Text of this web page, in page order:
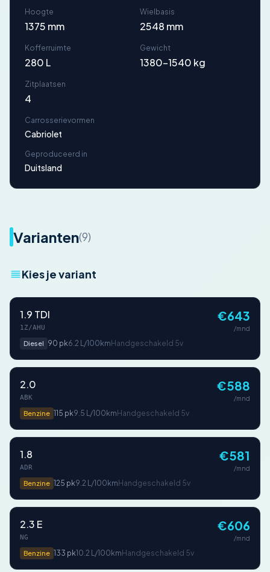
Hoogte
1375 mm
Wielbasis
2548 mm
Kofferruimte
280 L
Gewicht
1380-1540 kg
Zitplaatsen
4
Carrosserievormen
Cabriolet
Geproduceerd in
Duitsland
Varianten(9)
Kies je variant
1.9 TDI
1Z/AHU
Diesel
90 pk6.2 L/100km Handgeschakeld 5v
€643
/mnd
2.0
ABK
Benzine 115 pk9.5 L/100km Handgeschakeld 5v
€588
/mnd
1.8
ADR
Benzine 125 pk9.2 L/100km Handgeschakeld 5v
€581
/mnd
2.3 E
NG
Benzine 133 pk10.2 L/100km Handgeschakeld 5v
€606
/mnd